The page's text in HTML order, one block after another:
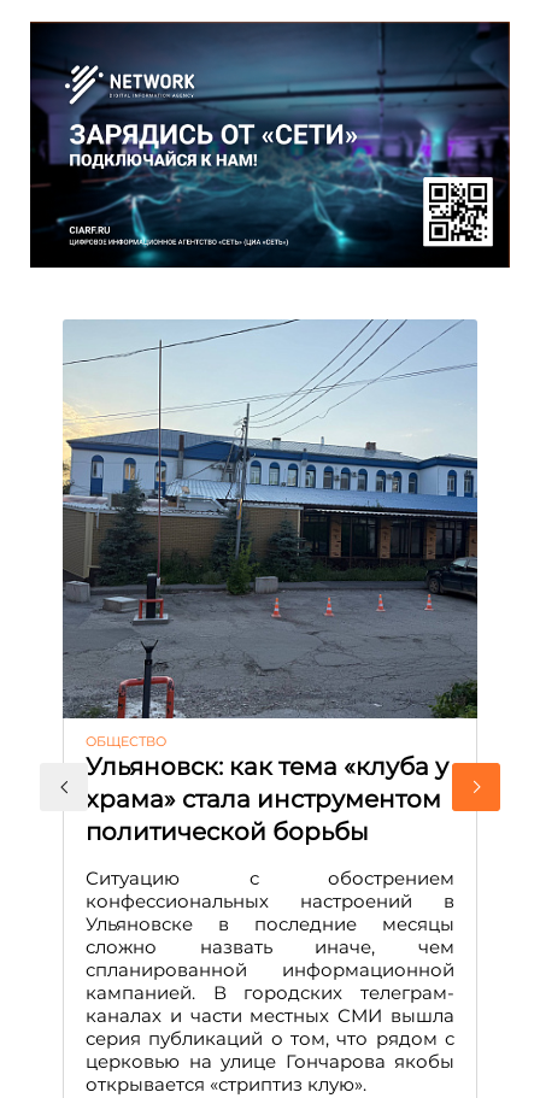
ОБЩЕСТВО
Ульяновск: как тема «клуба у
храма» стала инструментом
политической борьбы
Ситуацию с обострением
конфессиональных настроений в
Ульяновске в последние месяцы
сложно назвать иначе, чем
спланированной информационной
кампанией. В городских телеграм-
каналах и части местных СМИ вышла
серия публикаций о том, что рядом с
церковью на улице Гончарова якобы
открывается «стриптиз клую».